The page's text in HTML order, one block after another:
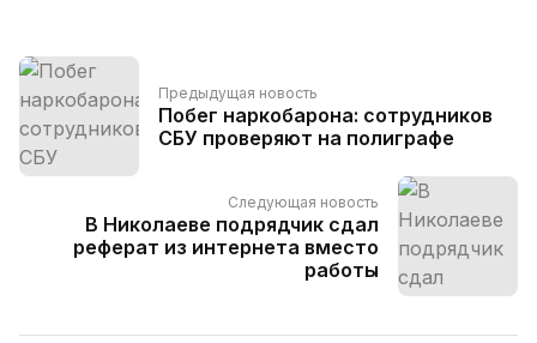
Предыдущая новость
Побег наркобарона: сотрудников
СБУ проверяют на полиграфе
Следующая новость
В Николаеве подрядчик сдал
реферат из интернета вместо
работы